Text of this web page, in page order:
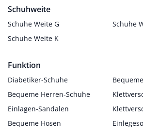
Schuhweite
Schuhe Weite G
Schuhe
Schuhe Weite K
Funktion
Diabetiker-Schuhe
Bequeme Herren-Schuhe
Einlagen-Sandalen
Bequeme Hosen